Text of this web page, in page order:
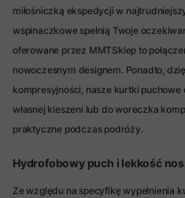
miłośniczką ekspedycji w
wspinaczkowe spełnią Twoje
oferowane przez MMTSklep to
nowoczesnym designem. Ponadto,
kompresyjności, nasze kurtki
własnej kieszeni lub do woreczka
praktyczne podczas podróży.
Hydrofobowy puch i lekkość
Ze względu na specyfikę wypełnienia